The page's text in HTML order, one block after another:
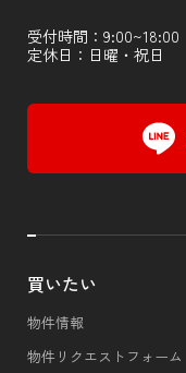
受付時間：9:00~18:00
定休日：日曜・祝日
買いたい
物件情報
物件リクエストフォーム